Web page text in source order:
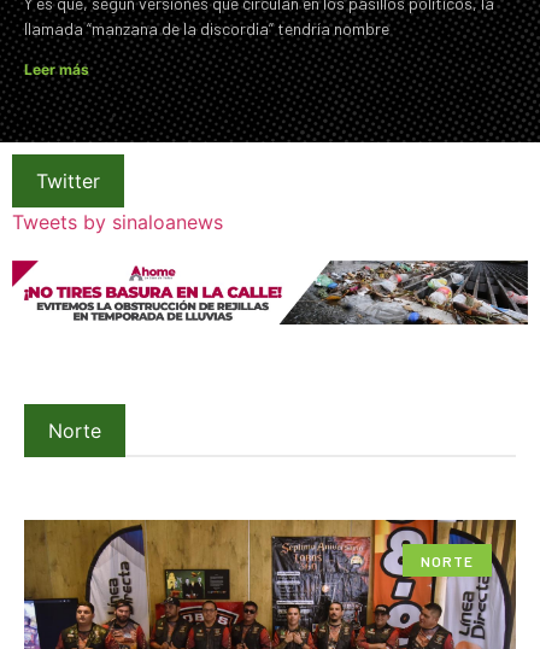
llamada “manzana de la discordia” tendría nombre
Leer más
Twitter
Tweets by sinaloanews
Norte
NORTE